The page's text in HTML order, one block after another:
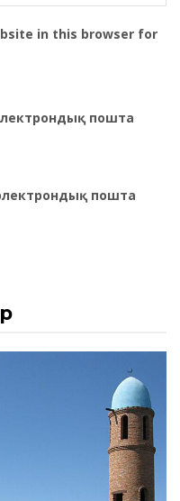
in this browser for
электрондық пошта
пошта